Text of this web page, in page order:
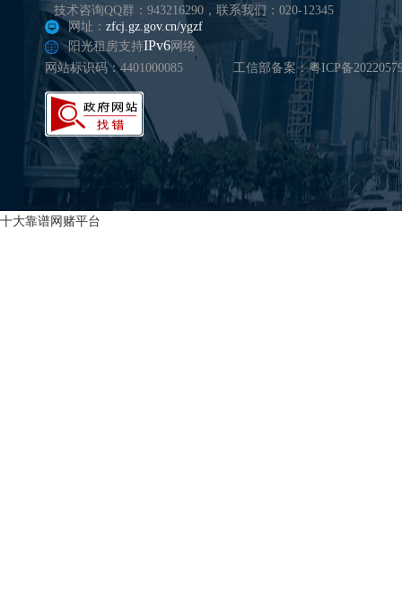
技术咨询QQ群：943216290，联系我们：020-12345
网址： zfcj.gz.gov.cn/ygzf
阳光租房支持IPv6网络
网站标识码：4401000085
工信部备案：粤ICP备
十大靠谱网赌平台